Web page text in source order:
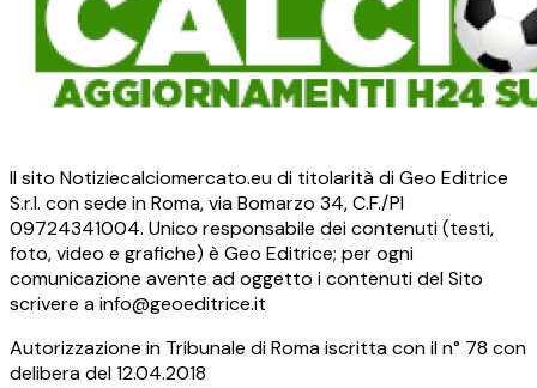
Il sito Notiziecalciomercato.eu di titolarità di Geo Editrice
S.r.l. con sede in Roma, via Bomarzo 34, C.F./PI
09724341004. Unico responsabile dei contenuti (testi,
foto, video e grafiche) è Geo Editrice; per ogni
comunicazione avente ad oggetto i contenuti del Sito
scrivere a info@geoeditrice.it
Autorizzazione in Tribunale di Roma iscritta con il n° 78 con
delibera del 12.04.2018